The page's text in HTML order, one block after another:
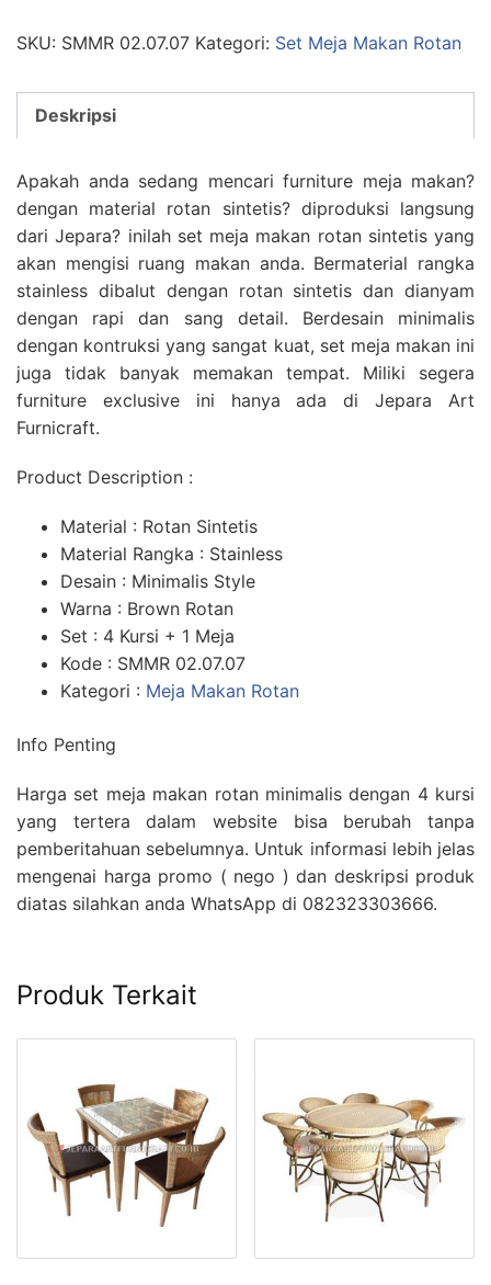
SKU: SMMR 02.07.07 Kategori: Set Meja Makan Rotan
Deskripsi
Apakah anda sedang mencari furniture meja makan?
dengan material rotan sintetis? diproduksi langsung
dari Jepara? inilah set meja makan rotan sintetis yang
akan mengisi ruang makan anda. Bermaterial rangka
stainless dibalut dengan rotan sintetis dan dianyam
dengan rapi dan sang detail. Berdesain minimalis
dengan kontruksi yang sangat kuat, set meja makan ini
juga tidak banyak memakan tempat. Miliki segera
furniture exclusive ini hanya ada di Jepara Art
Furnicraft.
Product Description :
Material : Rotan Sintetis
Material Rangka : Stainless
Desain : Minimalis Style
Warna : Brown Rotan
Set : 4 Kursi + 1 Meja
Kode : SMMR 02.07.07
Kategori : Meja Makan Rotan
Info Penting
Harga set meja makan rotan minimalis dengan 4 kursi
yang tertera dalam website bisa berubah tanpa
pemberitahuan sebelumnya. Untuk informasi lebih jelas
mengenai harga promo ( nego ) dan deskripsi produk
diatas silahkan anda WhatsApp di 082323303666.
Produk Terkait